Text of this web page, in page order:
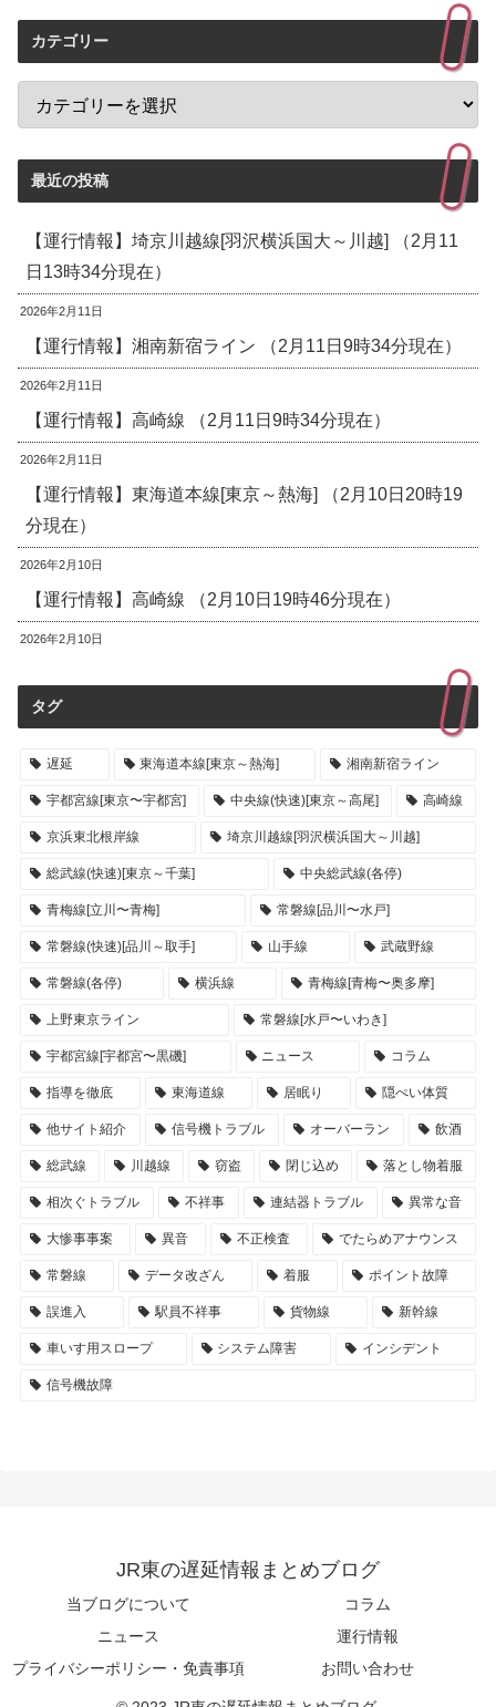
カテゴリー
最近の投稿
【運行情報】埼京川越線[羽沢横浜国大～川越] （2月11
日13時34分現在）
2026年2月11日
【運行情報】湘南新宿ライン （2月11日9時34分現在）
2026年2月11日
【運行情報】高崎線 （2月11日9時34分現在）
2026年2月11日
【運行情報】東海道本線[東京～熱海] （2月10日20時19
分現在）
2026年2月10日
【運行情報】高崎線 （2月10日19時46分現在）
2026年2月10日
タグ
遅延 東海道本線[東京～熱海] 湘南新宿ライン
宇都宮線[東京〜宇都宮] 中央線(快速)[東京～高尾] 高崎線
京浜東北根岸線 埼京川越線[羽沢横浜国大～川越]
総武線(快速)[東京～千葉] 中央総武線(各停)
青梅線[立川〜青梅] 常磐線[品川〜水戸]
常磐線(快速)[品川～取手] 山手線 武蔵野線
常磐線(各停) 横浜線 青梅線[青梅〜奥多摩]
上野東京ライン 常磐線[水戸〜いわき]
宇都宮線[宇都宮〜黒磯] ニュース コラム
指導を徹底 東海道線 居眠り 隠ぺい体質
他サイト紹介 信号機トラブル オーバーラン 飲酒
総武線 川越線 窃盗 閉じ込め 落とし物着服
相次ぐトラブル 不祥事 連結器トラブル 異常な音
大惨事事案 異音 不正検査 でたらめアナウンス
常磐線 データ改ざん 着服 ポイント故障
誤進入 駅員不祥事 貨物線 新幹線
車いす用スロープ システム障害 インシデント
信号機故障
JR東の遅延情報まとめブログ
当ブログについて
コラム
ニュース
運行情報
プライバシーポリシー・免責事項
お問い合わせ